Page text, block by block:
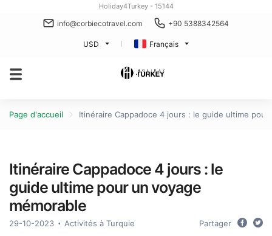
Holiday4Turkey - 15144
info@corbiecotravel.com +90 5388342564
USD Français
Page d'accueil Itinéraire Cappadoce 4 jours : le guide ultime pour
Itinéraire Cappadoce 4 jours : le
guide ultime pour un voyage
mémorable
29-10-2023 Activités à Turquie Partager